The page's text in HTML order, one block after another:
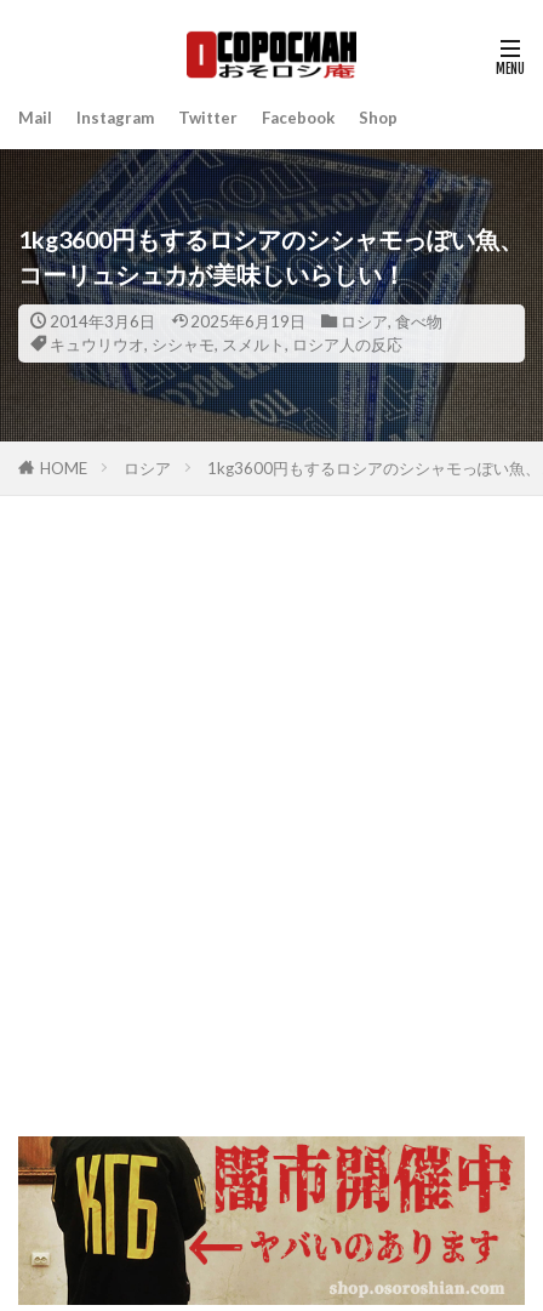
Mail Instagram Twitter Facebook Shop
1kg3600円もするロシアのシシャモっぽい魚、
コーリュシュカが美味しいらしい！
2014年3月6日 2025年6月19日 ロシア, 食べ物
キュウリウオ, シシャモ, スメルト, ロシア人の反応
HOME ロシア 1kg3600円もするロシアのシシャモっぽい魚